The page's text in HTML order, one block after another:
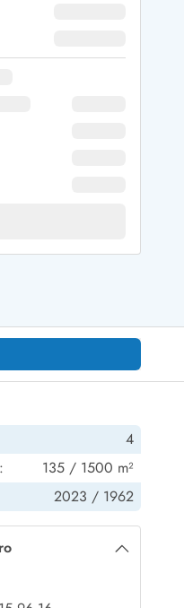
4
135 / 1500 m²
2023 / 1962